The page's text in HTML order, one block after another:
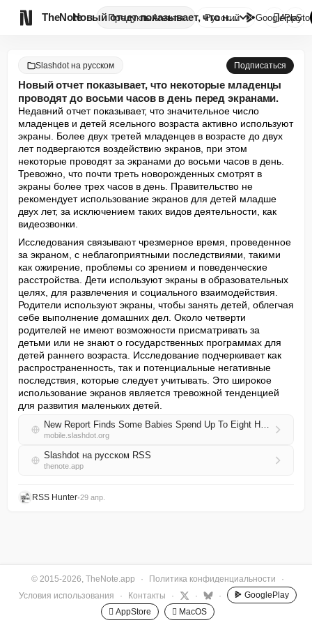
TheNote ПродуктыАгенты Новый отчет показывает, что не...
Русский GooglePlay

Slashdot на русском Подписаться
Новый отчет показывает, что некоторые младенцы
проводят до восьми часов в день перед экранами.
Недавний отчет показывает, что значительное число
младенцев и детей ясельного возраста активно используют
экраны. Более двух третей младенцев в возрасте до двух
лет подвергаются воздействию экранов, при этом
некоторые проводят за экранами до восьми часов в день.
Тревожно, что почти треть новорожденных смотрят в
экраны более трех часов в день. Правительство не
рекомендует использование экранов для детей младше
двух лет, за исключением таких видов деятельности, как
видеозвонки.
Исследования связывают чрезмерное время, проведенное
за экраном, с неблагоприятными последствиями, такими
как ожирение, проблемы со зрением и поведенческие
расстройства. Дети используют экраны в образовательных
целях, для развлечения и социального взаимодействия.
Родители используют экраны, чтобы занять детей, облегчая
себе выполнение домашних дел. Около четверти
родителей не имеют возможности присматривать за
детьми или не знают о государственных программах для
детей раннего возраста. Исследование подчеркивает как
распространенность, так и потенциальные негативные
последствия, которые следует учитывать. Это широкое
использование экранов является тревожной тенденцией
для развития маленьких детей.
New Report Finds Some Babies Spend Up To Eight Hours a Day on Screens
mobile.slashdot.org
Slashdot на русском RSS
thenote.app
RSS Hunter•29 апр.
© 2015-2026, TheNote.app · Политика конфиденциальности
·
Условия использования
· Контакты · · ·
GooglePlay
 AppStore
 MacOS